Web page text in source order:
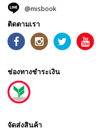
@misbook
ติดตามเรา
ช่องทางชำระเงิน
จัดส่งสินค้า